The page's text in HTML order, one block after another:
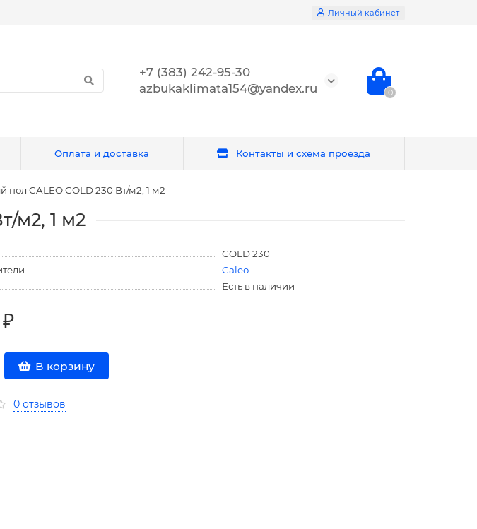
Личный кабинет
+7 (383) 242-95-30
azbukaklimata154@yandex.ru
0
Оплата и доставка Контакты и схема проезда
пол CALEO GOLD 230 Вт/м2, 1 м2
м2, 1 м2
GOLD 230
Caleo
Есть в наличии
В корзину
0 отзывов